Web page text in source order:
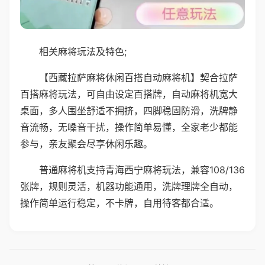
相关麻将玩法及特色;
【西藏拉萨麻将休闲百搭自动麻将机】契合拉萨
百搭麻将玩法，可自由设定百搭牌，自动麻将机宽大
桌面，多人围坐舒适不拥挤，四脚稳固防滑，洗牌静
音流畅，无噪音干扰，操作简单易懂，全家老少都能
参与，亲友聚会尽享休闲乐趣。
普通麻将机支持青海西宁麻将玩法，兼容108/136
张牌，规则灵活，机器功能通用，洗牌理牌全自动，
操作简单运行稳定，不卡牌，自用待客都合适。